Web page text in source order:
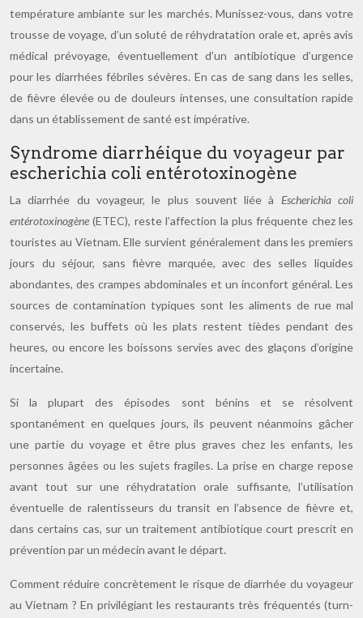
température ambiante sur les marchés. Munissez-vous, dans votre
trousse de voyage, d’un soluté de réhydratation orale et, après avis
médical prévoyage, éventuellement d’un antibiotique d’urgence
pour les diarrhées fébriles sévères. En cas de sang dans les selles,
de fièvre élevée ou de douleurs intenses, une consultation rapide
dans un établissement de santé est impérative.
Syndrome diarrhéique du voyageur par
escherichia coli entérotoxinogène
La diarrhée du voyageur, le plus souvent liée à Escherichia coli
entérotoxinogène (ETEC), reste l’affection la plus fréquente chez les
touristes au Vietnam. Elle survient généralement dans les premiers
jours du séjour, sans fièvre marquée, avec des selles liquides
abondantes, des crampes abdominales et un inconfort général. Les
sources de contamination typiques sont les aliments de rue mal
conservés, les buffets où les plats restent tièdes pendant des
heures, ou encore les boissons servies avec des glaçons d’origine
incertaine.
Si la plupart des épisodes sont bénins et se résolvent
spontanément en quelques jours, ils peuvent néanmoins gâcher
une partie du voyage et être plus graves chez les enfants, les
personnes âgées ou les sujets fragiles. La prise en charge repose
avant tout sur une réhydratation orale suffisante, l’utilisation
éventuelle de ralentisseurs du transit en l’absence de fièvre et,
dans certains cas, sur un traitement antibiotique court prescrit en
prévention par un médecin avant le départ.
Comment réduire concrètement le risque de diarrhée du voyageur
au Vietnam ? En privilégiant les restaurants très fréquentés (turn-